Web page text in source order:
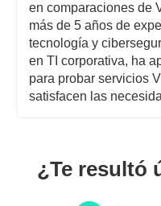
en comparaciones de
más de 5 años de
tecnología y
en TI corporativa, ha
para probar servicios
satisfacen las
¿Te resultó